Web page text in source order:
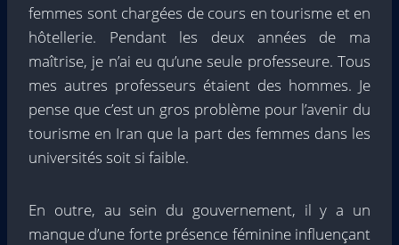
femmes sont chargées de cours en tourisme et en
hôtellerie. Pendant les deux années de ma
maîtrise, je n’ai eu qu’une seule professeure. Tous
mes autres professeurs étaient des hommes. Je
pense que c’est un gros problème pour l’avenir du
tourisme en Iran que la part des femmes dans les
universités soit si faible.
En outre, au sein du gouvernement, il y a un
manque d’une forte présence féminine influençant